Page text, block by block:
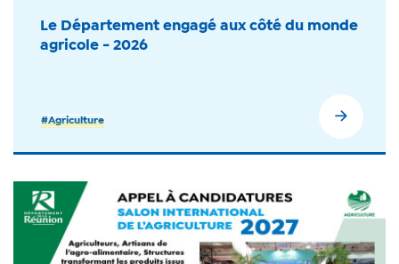
Le Département engagé aux côté du monde
agricole - 2026
#Agriculture